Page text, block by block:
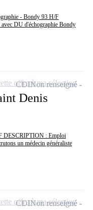
- Bondy 93 H/F
DU d'échographie Bondy
Denis
DESCRIPTION : Emploi
un médecin généraliste
CDINon renseigné
offre à ma sélection
CDINon renseigné
offre à ma sélection